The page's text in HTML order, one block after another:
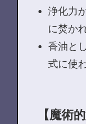
浄化力
に焚か
香油と
式に使
【魔術